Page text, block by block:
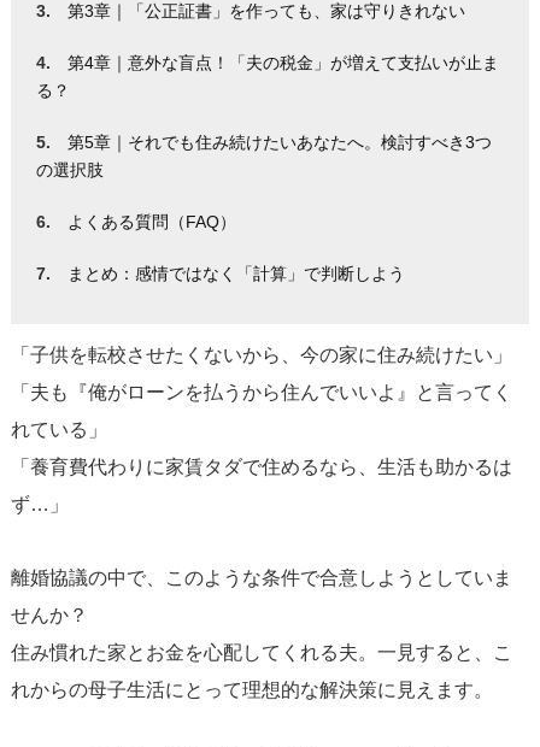
第3章｜「公正証書」を作っても、家は守りきれない
第4章｜意外な盲点！「夫の税金」が増えて支払いが止ま
る？
第5章｜それでも住み続けたいあなたへ。検討すべき3つ
の選択肢
よくある質問（FAQ）
まとめ：感情ではなく「計算」で判断しよう
「子供を転校させたくないから、今の家に住み続けたい」
「夫も『俺がローンを払うから住んでいいよ』と言ってく
れている」
「養育費代わりに家賃タダで住めるなら、生活も助かるは
ず…」
離婚協議の中で、このような条件で合意しようとしていま
せんか？
住み慣れた家とお金を心配してくれる夫。一見すると、こ
れからの母子生活にとって理想的な解決策に見えます。